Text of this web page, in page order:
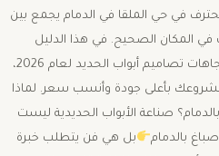
في حي الملقا في الدمام يجمع بين
في المكان الصحيح. ​في هذا الدليل
الشامل، نستعرض معكم أحدث اتجاهات تصاميم أبواب الحديد لعام 2026،
مشروعك بأعلى جودة وأنسب سعر. ​لماذا
​صناعة الأبواب الحديدية ليست
بالدمام
بل هي فن يتطلب خبرة